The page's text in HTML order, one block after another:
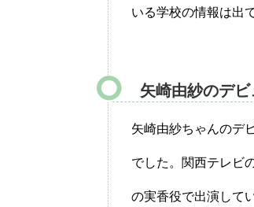
いる学校の情報は出
矢崎由紗のデビ
矢崎由紗ちゃんのデ
でした。関西テレビ
の実香役で出演して